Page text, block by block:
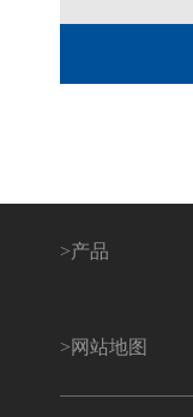
>产品
>网站地图